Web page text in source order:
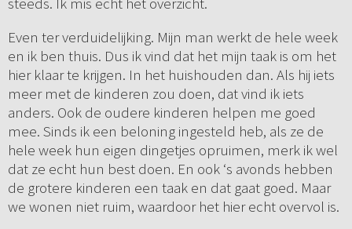
Even ter verduidelijking. Mijn man werkt de hele week
en ik ben thuis. Dus ik vind dat het mijn taak is om het
hier klaar te krijgen. In het huishouden dan. Als hij iets
meer met de kinderen zou doen, dat vind ik iets
anders. Ook de oudere kinderen helpen me goed
mee. Sinds ik een beloning ingesteld heb, als ze de
hele week hun eigen dingetjes opruimen, merk ik wel
dat ze echt hun best doen. En ook ‘s avonds hebben
de grotere kinderen een taak en dat gaat goed. Maar
we wonen niet ruim, waardoor het hier echt overvol is.